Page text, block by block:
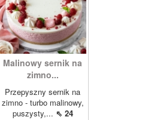
Malinowy sernik na
zimno...
Przepyszny sernik na
zimno - turbo malinowy,
puszysty,... ⇖ 24